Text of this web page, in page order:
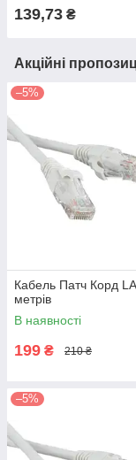
139,73 ₴
Акційні
–5%
Кабель Патч Корд
метрів
В наявності
199 ₴ 210 ₴
–5%